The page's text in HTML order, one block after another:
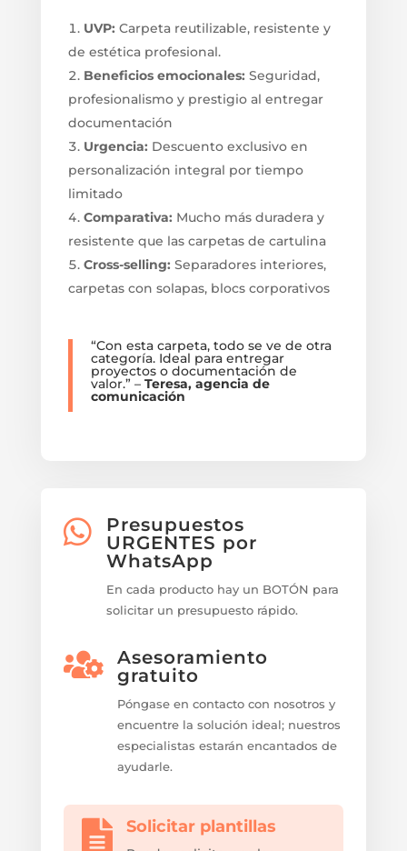
UVP: Carpeta reutilizable, resistente y
de estética profesional.
Beneficios emocionales: Seguridad,
profesionalismo y prestigio al entregar
documentación
Urgencia: Descuento exclusivo en
personalización integral por tiempo
limitado
Comparativa: Mucho más duradera y
resistente que las carpetas de cartulina
Cross-selling: Separadores interiores,
carpetas con solapas, blocs corporativos
“Con esta carpeta, todo se ve de otra
categoría. Ideal para entregar
proyectos o documentación de
valor.” – Teresa, agencia de
comunicación

Presupuestos
URGENTES por
WhatsApp
En cada producto hay un BOTÓN para
solicitar un presupuesto rápido.

Asesoramiento
gratuito
Póngase en contacto con nosotros y
encuentre la solución ideal; nuestros
especialistas estarán encantados de
ayudarle.
 Solicitar plantillas